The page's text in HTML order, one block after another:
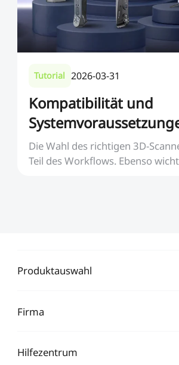
Tutorial 2026-03-31
Kompatibilität und
Creality 3D-Scanner
Die Wahl des richtigen 3D-
Teil des Workflows. Ebenso
Produktauswahl
Firma
Hilfezentrum